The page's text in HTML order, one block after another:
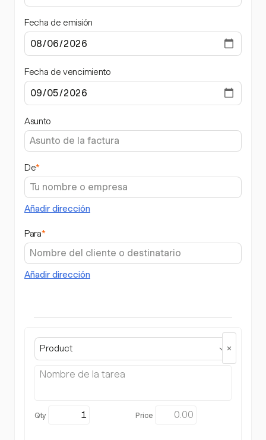
Fecha de emisión
Fecha de vencimiento
Asunto
De*
Añadir dirección
Para*
Añadir dirección
Product